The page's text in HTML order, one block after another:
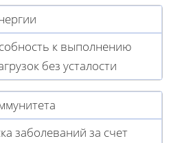
к выполнению
без усталости
заболеваний за счет